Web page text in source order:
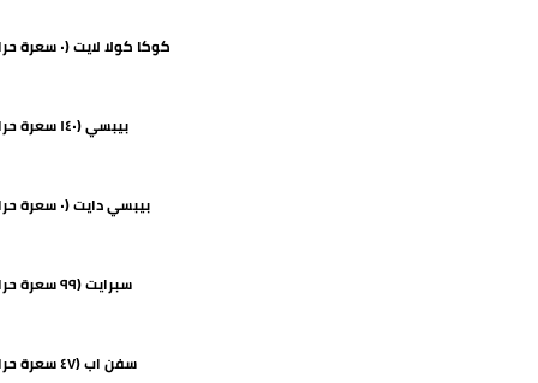
كوكا كولا لايت (٠ سعرة حرارية)
بيبسي (١٤٠ سعرة حرارية)
بيبسي دايت (٠ سعرة حرارية)
سبرايت (٩٩ سعرة حرارية)
سفن اب (٤٧ سعرة حرارية)